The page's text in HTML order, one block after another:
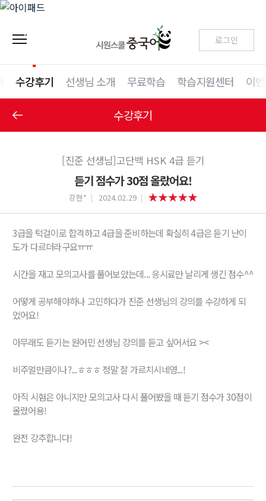
로그인
수강후기 선생님 소개 무료학습 학습지원센터 이
수강후기
[진준 선생님]고단백 HSK 4급 듣기
듣기 점수가 30점 올랐어요!
강현* 2024.02.29
3급을 턱걸이로 합격하고 4급을 준비하는데 확실히 4급은 듣기 난이
도가 다르더라구요ㅠㅠ
시간을 재고 모의고사를 풀어보았는데... 응시료만 날리게 생긴 점수^^
어떻게 공부해야하나 고민하다가 진준 선생님의 강의를 수강하게 되
었어요!
아무래도 듣기는 원어민 선생님 강의를 듣고 싶어서요 ><
비주얼만큼이나?...ㅎㅎㅎ 정말 잘 가르치시네영...!
아직 시험은 아니지만 모의고사 다시 풀어봤을 때 듣기 점수가 30점이
올랐어용!
완전 강추합니다!